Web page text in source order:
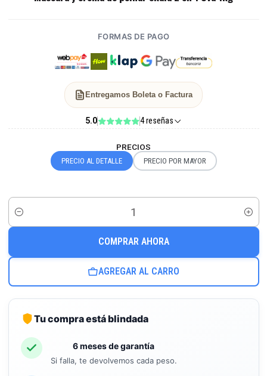
FORMAS DE PAGO
Entregamos Boleta o Factura
5.0 4 reseñas
PRECIOS
PRECIO AL DETALLE PRECIO POR MAYOR
Cantidad
AGREGAR AL CARRO
COMPRAR AHORA
Tu compra está blindada
6 meses de garantía
Si falla, te devolvemos cada peso.